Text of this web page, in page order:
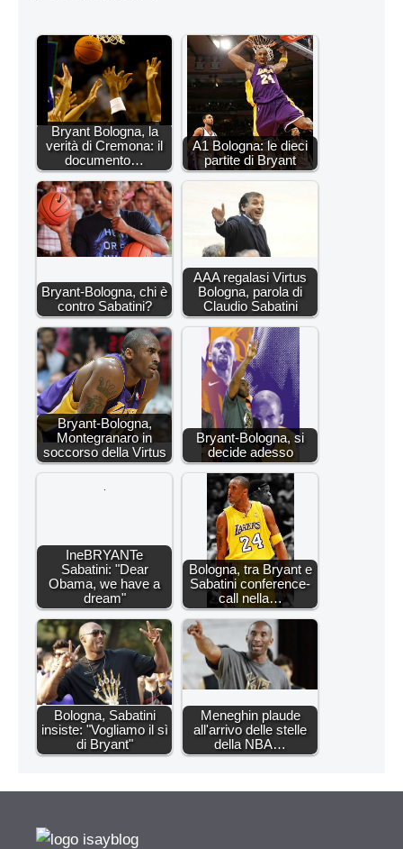
Bryant Bologna, la
verità di Cremona: il
documento…
A1 Bologna: le dieci
partite di Bryant
Bryant-Bologna, chi è
contro Sabatini?
AAA regalasi Virtus
Bologna, parola di
Claudio Sabatini
Bryant-Bologna,
Montegranaro in
soccorso della Virtus
Bryant-Bologna, si
decide adesso
IneBRYANTe
Sabatini: "Dear
Obama, we have a
dream"
Bologna, tra Bryant e
Sabatini conference-
call nella…
Bologna, Sabatini
insiste: "Vogliamo il sì
di Bryant"
Meneghin plaude
all'arrivo delle stelle
della NBA…